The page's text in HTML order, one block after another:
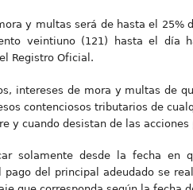
y multas será de hasta el
veintiuno (121) hasta el día
Registro Oficial.
intereses de mora y multas de
contenciosos tributarios de
y cuando desistan de las
solamente desde la fecha en
del principal adeudado se